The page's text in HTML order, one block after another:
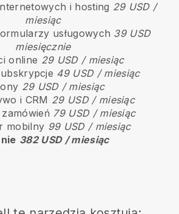
i hosting 29 USD /
miesiąc
usługowych 39 USD
miesięcznie
online 29 USD / miesiąc
49 USD / miesiąc
29 USD / miesiąc
i CRM 29 USD / miesiąc
79 USD / miesiąc
mobilny 99 USD / miesiąc
382 USD / miesiąc